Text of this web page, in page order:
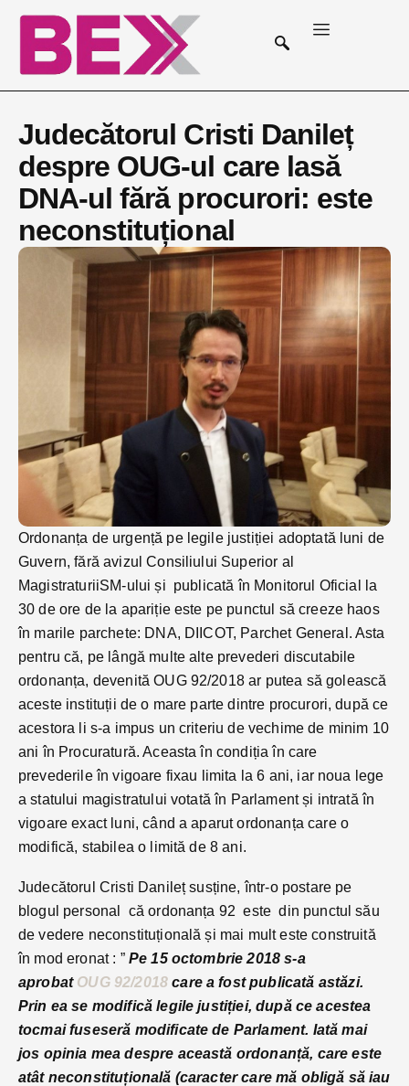
Judecătorul Cristi Danileț
despre OUG-ul care lasă
DNA-ul fără procurori: este
neconstituțional
Ordonanța de urgență pe legile justiției adoptată luni de
Guvern, fără avizul Consiliului Superior al
MagistraturiiSM-ului și publicată în Monitorul Oficial la
30 de ore de la apariție este pe punctul să creeze haos
în marile parchete: DNA, DIICOT, Parchet General. Asta
pentru că, pe lângă multe alte prevederi discutabile
ordonanța, devenită OUG 92/2018 ar putea să golească
aceste instituții de o mare parte dintre procurori, după ce
acestora li s-a impus un criteriu de vechime de minim 10
ani în Procuratură. Aceasta în condiția în care
prevederile în vigoare fixau limita la 6 ani, iar noua lege
a statului magistratului votată în Parlament și intrată în
vigoare exact luni, când a aparut ordonanța care o
modifică, stabilea o limită de 8 ani.
Judecătorul Cristi Danileț susține, într-o postare pe
blogul personal că ordonanța 92 este din punctul său
de vedere neconstituțională și mai mult este construită
în mod eronat : ” Pe 15 octombrie 2018 s-a
aprobat OUG 92/2018 care a fost publicată astăzi.
Prin ea se modifică legile justiției, după ce acestea
tocmai fuseseră modificate de Parlament. Iată mai
jos opinia mea despre această ordonanță, care este
atât neconstituțională (caracter care mă obligă să iau